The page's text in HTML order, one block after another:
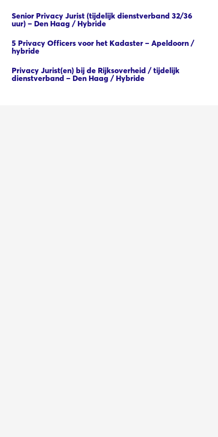
Senior Privacy Jurist (tijdelijk dienstverband 32/36
uur) – Den Haag / Hybride
5 Privacy Officers voor het Kadaster – Apeldoorn /
hybride
Privacy Jurist(en) bij de Rijksoverheid / tijdelijk
dienstverband – Den Haag / Hybride